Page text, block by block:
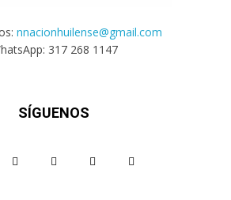
nnacionhuilense@gmail.com
317 268 1147
SÍGUENOS